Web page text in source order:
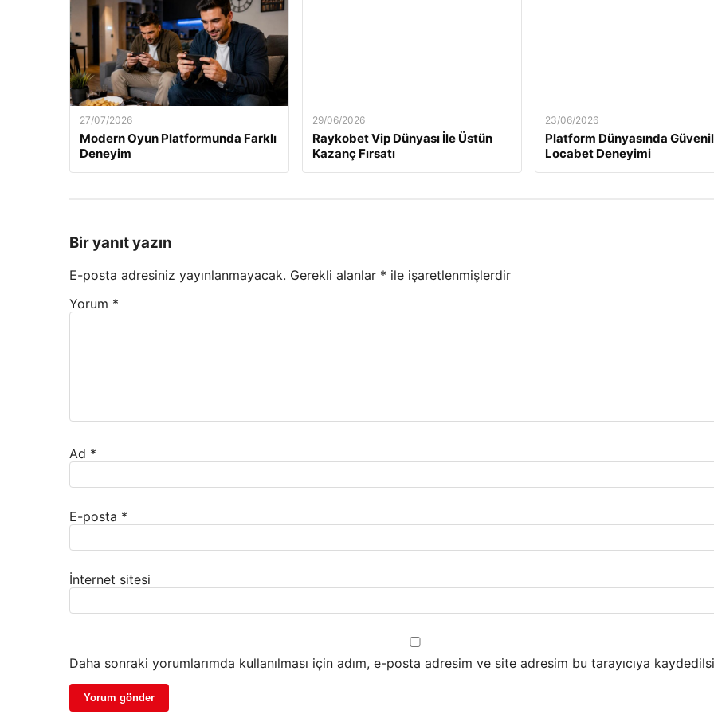
27/07/2026
Modern Oyun Platformunda Farklı
Deneyim
29/06/2026
Raykobet Vip Dünyası İle Üstün
Kazanç Fırsatı
23/06/2026
Platform Dünyasında
Locabet Deneyimi
Bir yanıt yazın
E-posta adresiniz yayınlanmayacak. Gerekli alanlar * ile işaretlenmişlerdir
Yorum *
Ad *
E-posta *
İnternet sitesi
Daha sonraki yorumlarımda kullanılması için adım, e-posta adresim ve site adresim bu tarayıcıya